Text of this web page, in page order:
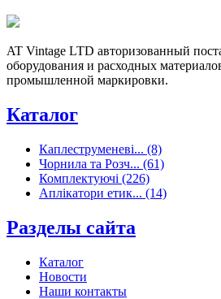
AT Vintage LTD авторизованный
оборудования и расходных
промышленной маркировки.
Каталог
Каплеструменеві... (8)
Чорнила та Розч... (61)
Комплектуючі (226)
Аплікатори етик... (14)
Разделы сайта
Каталог
Новости
Наши контакты